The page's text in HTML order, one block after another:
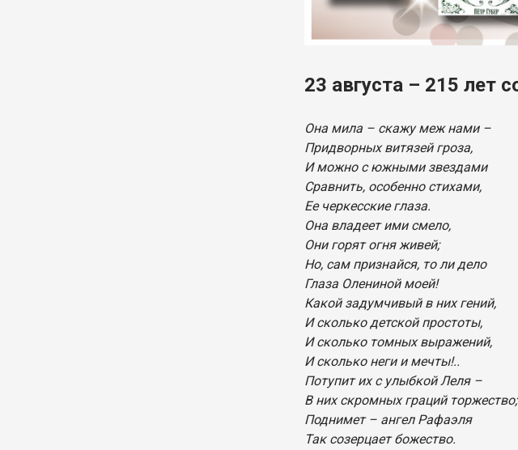
23 августа – 215 лет
Она мила – скажу меж нами –
Придворных витязей гроза,
И можно с южными звездами
Сравнить, особенно стихами,
Ее черкесские глаза.
Она владеет ими смело,
Они горят огня живей;
Но, сам признайся, то ли дело
Глаза Олениной моей!
Какой задумчивый в них гений,
И сколько детской простоты,
И сколько томных выражений,
И сколько неги и мечты!..
Потупит их с улыбкой Леля –
В них скромных граций торжество;
Поднимет – ангел Рафаэля
Так созерцает божество.